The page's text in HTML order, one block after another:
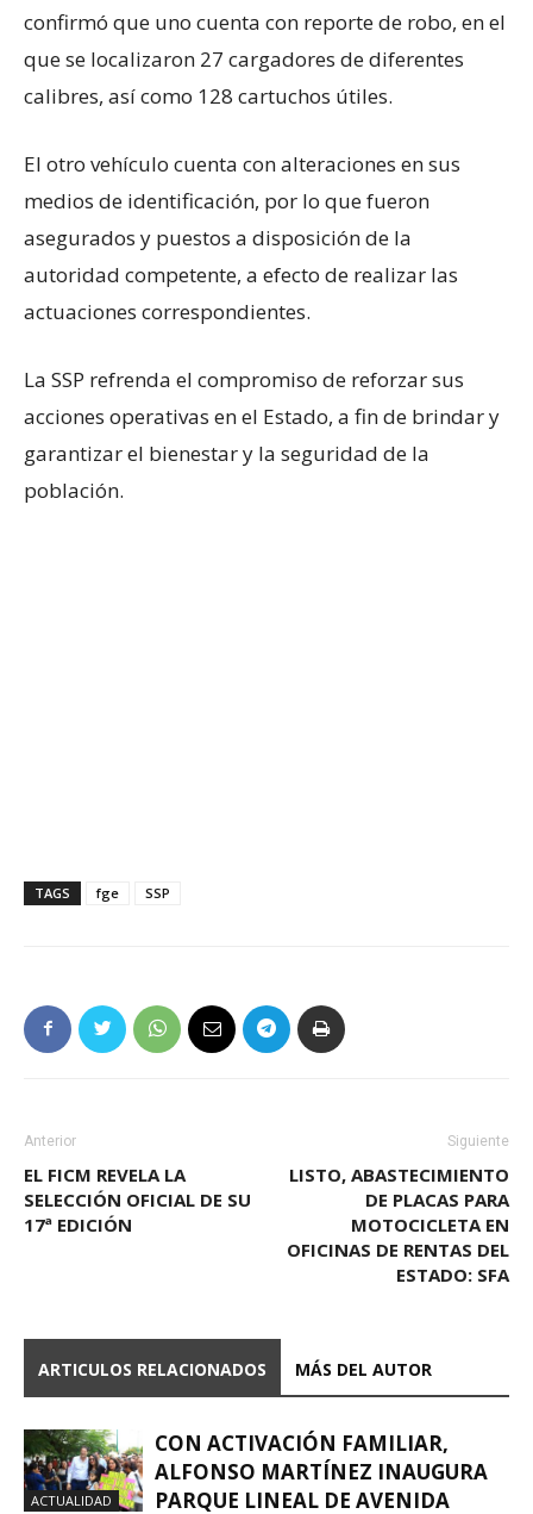
confirmó que uno cuenta con reporte de robo, en el
que se localizaron 27 cargadores de diferentes
calibres, así como 128 cartuchos útiles.
El otro vehículo cuenta con alteraciones en sus
medios de identificación, por lo que fueron
asegurados y puestos a disposición de la
autoridad competente, a efecto de realizar las
actuaciones correspondientes.
La SSP refrenda el compromiso de reforzar sus
acciones operativas en el Estado, a fin de brindar y
garantizar el bienestar y la seguridad de la
población.
TAGS fge SSP
Anterior
EL FICM REVELA LA
SELECCIÓN OFICIAL DE SU
17ª EDICIÓN
Siguiente
LISTO, ABASTECIMIENTO
DE PLACAS PARA
MOTOCICLETA EN
OFICINAS DE RENTAS DEL
ESTADO: SFA
ARTICULOS RELACIONADOS MÁS DEL AUTOR
ACTUALIDAD
CON ACTIVACIÓN FAMILIAR,
ALFONSO MARTÍNEZ INAUGURA
PARQUE LINEAL DE AVENIDA